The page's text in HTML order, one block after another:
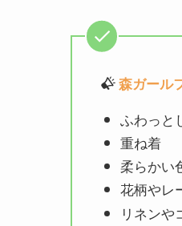
森ガールフ
ふわっと
重ね着
柔らかい
花柄やレ
リネンや